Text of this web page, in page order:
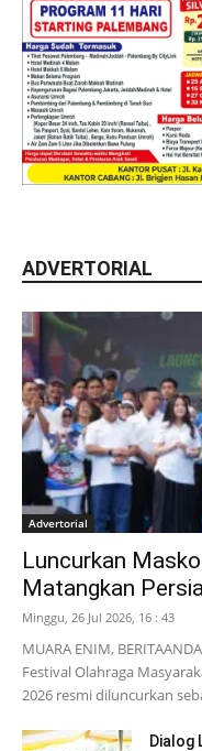
ADVERTORIAL
Advertorial
Luncurkan
Matangkan
Minggu, 26 Jul 2026, 16 : 43
MUARA ENIM,
Festival Olahraga
2026 resmi diluncurkan
Dialog